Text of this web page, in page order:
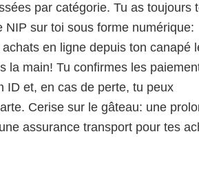
par catégorie. Tu as toujours
NIP sur toi sous forme numérique:
en ligne depuis ton canapé
la main! Tu confirmes les
ID et, en cas de perte, tu peux
Cerise sur le gâteau: une
assurance transport pour tes